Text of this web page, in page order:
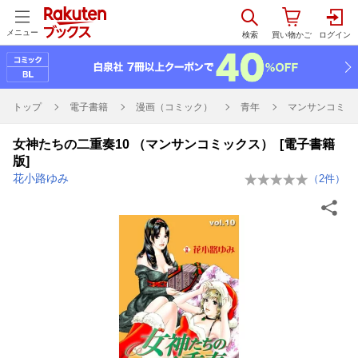
メニュー
トップ 電子書籍 漫画（コミック） 青年 マンサンコミッ
女神たちの二重奏10 （マンサンコミックス） [電子書籍
版]
花小路ゆみ （ 2件）